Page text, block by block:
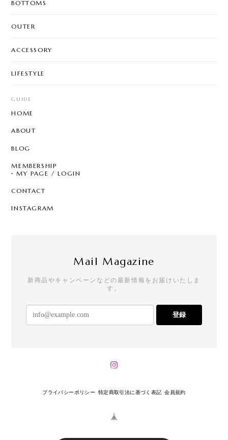
BOTTOMS
OUTER
ACCESSORY
LIFESTYLE
GUIDE
HOME
ABOUT
BLOG
MEMBERSHIP
MY PAGE / LOGIN
CONTACT
INSTAGRAM
Mail Magazine
新商品やキャンペーンなどの最新情報をお届けいたしま
す。
登録
プライバシーポリシー 特定商取引法に基づく表記 会員規約